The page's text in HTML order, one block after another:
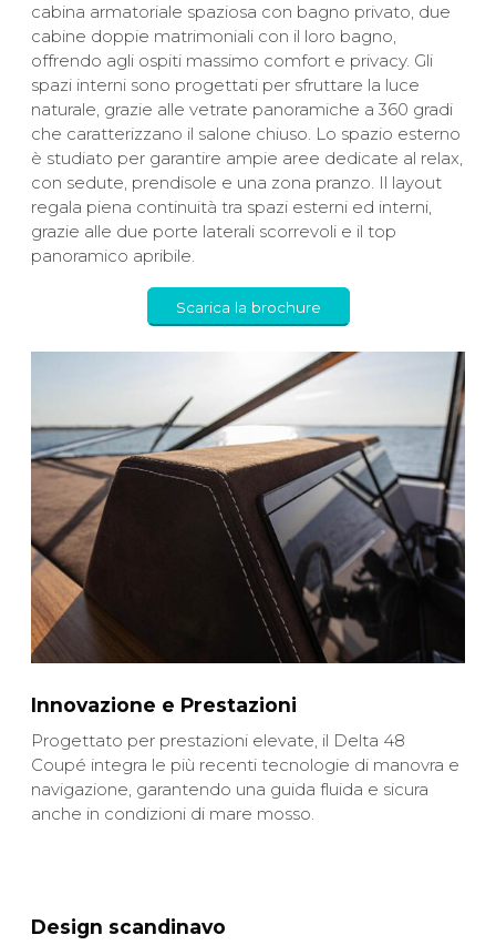
cabina armatoriale spaziosa con bagno privato, due
cabine doppie matrimoniali con il loro bagno,
offrendo agli ospiti massimo comfort e privacy. Gli
spazi interni sono progettati per sfruttare la luce
naturale, grazie alle vetrate panoramiche a 360 gradi
che caratterizzano il salone chiuso. Lo spazio esterno
è studiato per garantire ampie aree dedicate al relax,
con sedute, prendisole e una zona pranzo. Il layout
regala piena continuità tra spazi esterni ed interni,
grazie alle due porte laterali scorrevoli e il top
panoramico apribile.
Scarica la brochure
Innovazione e Prestazioni
Progettato per prestazioni elevate, il Delta 48
Coupé integra le più recenti tecnologie di manovra e
navigazione, garantendo una guida fluida e sicura
anche in condizioni di mare mosso.
Design scandinavo